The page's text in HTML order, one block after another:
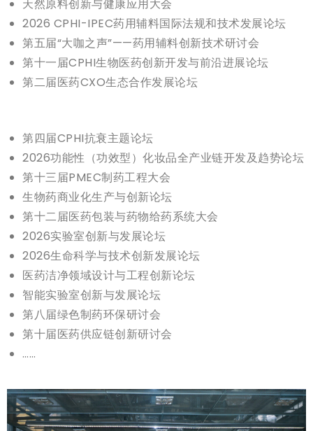
天然原料创新与健康应用大会
2026 CPHI-IPEC药用辅料国际法规和技术发展论坛
第五届“大咖之声”——药用辅料创新技术研讨会
第十一届CPHI生物医药创新开发与前沿进展论坛
第二届医药CXO生态合作发展论坛
第四届CPHI抗衰主题论坛
2026功能性（功效型）化妆品全产业链开发及趋势论坛
第十三届PMEC制药工程大会
生物药商业化生产与创新论坛
第十二届医药包装与药物给药系统大会
2026实验室创新与发展论坛
2026生命科学与技术创新发展论坛
医药洁净领域设计与工程创新论坛
智能实验室创新与发展论坛
第八届绿色制药环保研讨会
第十届医药供应链创新研讨会
……